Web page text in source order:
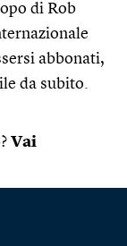
di Rob
abbonati,
da subito.
? Vai